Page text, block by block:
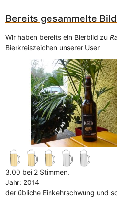
Bereits gesammelte
Wir haben bereits ein Bierbild zu
Bierkreiszeichen unserer User.
3.00 bei 2 Stimmen.
Jahr: 2014
der übliche Einkehrschwung und